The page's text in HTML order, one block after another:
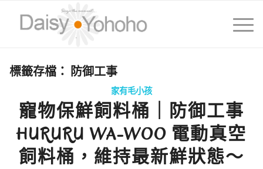
標籤存檔： 防御工事
家有毛小孩
寵物保鮮飼料桶｜防御工事
HURURU WA-WOO 電動真空
飼料桶，維持最新鮮狀態～